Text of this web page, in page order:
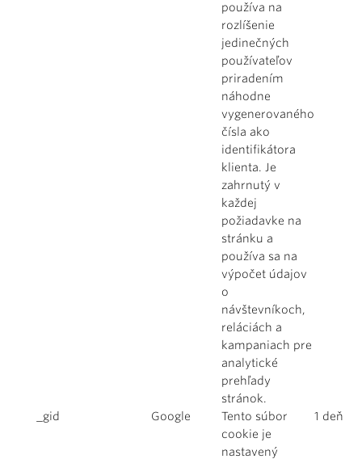
používa na
rozlíšenie
jedinečných
používateľov
priradením
náhodne
vygenerovaného
čísla ako
identifikátora
klienta. Je
zahrnutý v
každej
požiadavke na
stránku a
používa sa na
výpočet údajov
o
návštevníkoch,
reláciách a
kampaniach pre
analytické
prehľady
stránok.
_gid Google
Tento súbor
cookie je
nastavený
1 deň